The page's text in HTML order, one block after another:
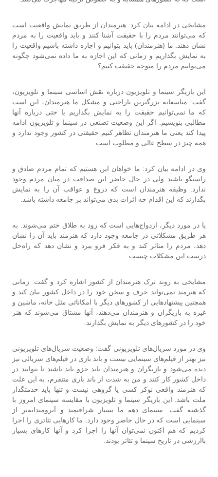
مشایخی در ادامه بیان کرد: هنرمندان از طریق نمایش واقعیت است
که می‌توانند مردم را با حقیقت آشنا کنند و باید واقعیت را به مردم
نشان دهند. ما (هنرمندان) باید بتوانیم و اجازه داشته باشیم واقعیت را
به نمایش بگذاریم و زمانی که این اجازه به ما داده نمی‌شود چگونه
می‌توانیم مردم را متوجه حقیقت کنیم؟
این بازیگر سینما و تلویزیون درباره نقش اساسی سینما و تلویزیون،
گفت: متاسفانه بزرگترین ناراحتی و مشکل ما هنرمندان، این است
که ما نمی‌توانیم حقیقت را به نمایش بگذاریم یا حتی درباره آنها
مطالبی بنویسیم. اگر این وضعیت تصنعی در سینما و تلویزیون ادامه
پیدا کند یعنی ما هنرمندان تظاهر کنیم حقیقتی در کشور وجود ندارد و
همه چیز در سطح عالی و مطلوب است.
وی در ادامه بیان کرد: ما خواهان این هستیم که تمام مردم صادق و
راستگو باشند ولی در حال حاضر این صداقت در میان مردم وجود
ندارد. وظیفه هنرمندان است که دروغ و عواقب آن را به نمایش
بگذارند که این اقدام چه اثرات بدی می‌تواند بر جامعه داشته باشد.
یا در مورد دیگر، ازدواج‌هایی است که زود به طلاق ختم می‌شوند. به
هر طریق مشکلاتی در جامعه وجود دارد که هنرمند باید آن را نشان
دهد، مردم را متاثر کند و به فکر فرو ببرد و نشان دهد که راه‌حل
درست این مشکلات چیست.
مشایخی به روند ترک هنرمندان از کشور اشاره کرد و گفت: زمانی
که هنرمند نمی‌تواند حرف و سخن خود را در داخل کشور بیان کند و
همچنین پیشنهادهایی از کشورهای دیگر با امکاناتی مثل خانه، ماشین و
غیره به بازیگران و هنرمندان می‌دهند، آنها مشتاق می‌شوند که هنر
خود را در کشورهای دیگر به نمایش بگذارند.
وی در مورد سریال‌های تلویزیونی گفت: وضعیت سریال‌های تلویزیونی
نیز بهتر از فیلم‌های سینمایی نیست و باند بازی در فیلم‌های سریالی نیز
دیده می‌شود و بازیگران و هنرمندان باید جزو باند باشند تا بتوانند در
داخل کشور کار کنند و من به شدت از باند بازی متنفرم، به این علت
که هنرمند واقعی نوکر کسی یا گروهی نیست و تنها باید خدمتگذار
ملت باشد. این بازیگر سینما و تلویزیون با مقایسه سینمای امروز با
گذشته گفت: سینمای دهه ما بسیار شرافتمند و آبرومندانه‌تر از
سینمایی است که در حال حاضر وجود دارد. ما کارهایی تئاتری را اجرا
کردیم که هم اکنون نمی‌توان آنها را اجرا کرد و آنها کارهای بسیار
باارزشی در تاریخ سینما و تئاتر بودند.